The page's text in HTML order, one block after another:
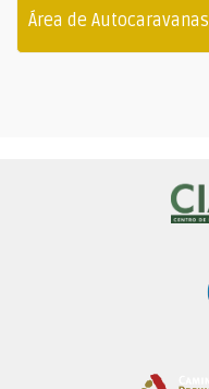
Área de Autocaravanas